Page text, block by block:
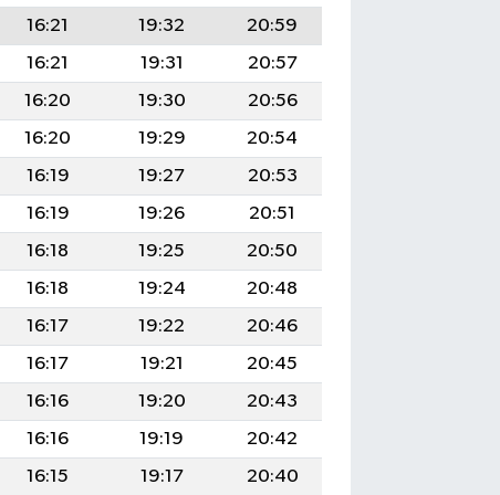
16:21 19:32
20:59
16:21 19:31
20:57
16:20 19:30
20:56
16:20 19:29
20:54
16:19 19:27
20:53
16:19 19:26
20:51
16:18 19:25
20:50
16:18 19:24
20:48
16:17 19:22
20:46
16:17 19:21
20:45
16:16 19:20
20:43
16:16 19:19
20:42
16:15 19:17
20:40